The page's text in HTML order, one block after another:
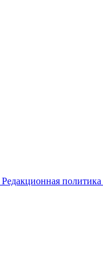
Редакционная политика